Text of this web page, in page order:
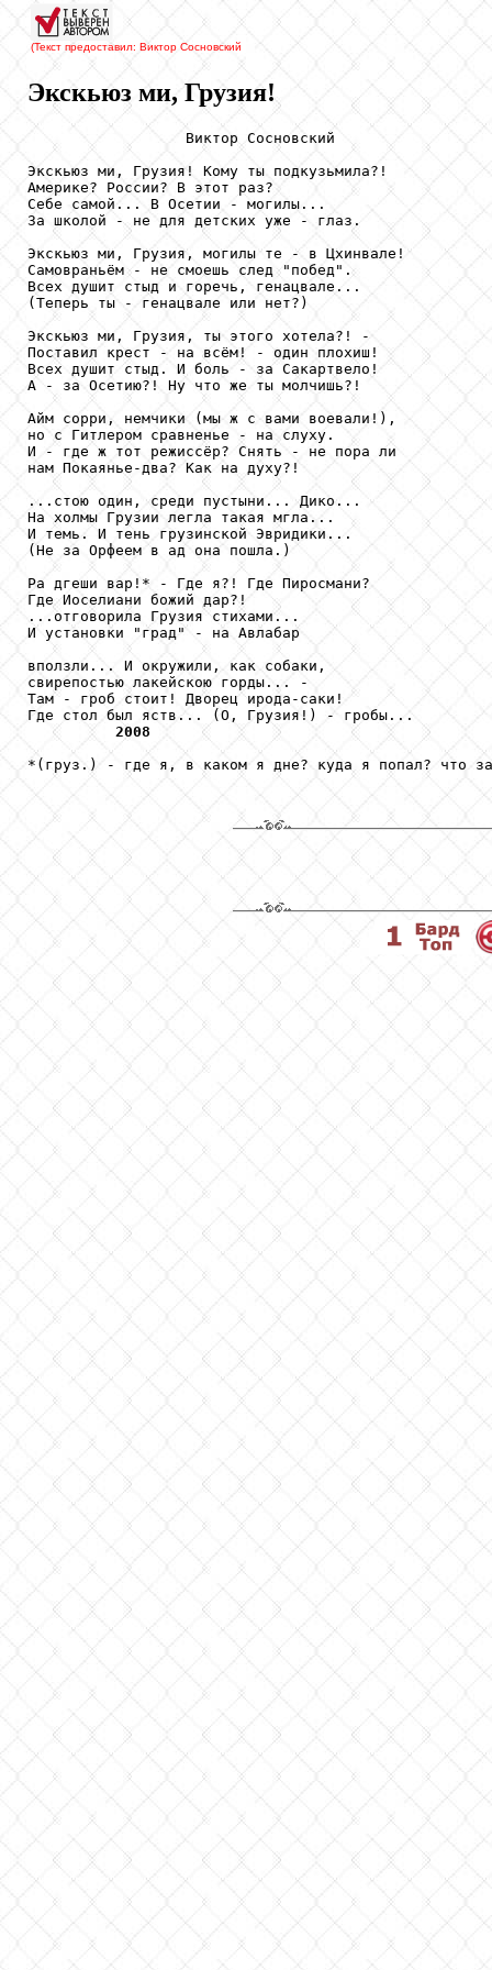
(Текст предоставил: Виктор Сосновский
Экскьюз ми, Грузия!
                  Виктор Сосновский
Экскьюз ми, Грузия! Кому ты подкузьмила?!
Америке? России? В этот раз?
Себе самой... В Осетии - могилы...
За школой - не для детских уже - глаз.
Экскьюз ми, Грузия, могилы те - в Цхинвале!
Самовраньём - не смоешь след "побед".
Всех душит стыд и горечь, генацвале...
(Теперь ты - генацвале или нет?)
Экскьюз ми, Грузия, ты этого хотела?! -
Поставил крест - на всём! - один плохиш!
Всех душит стыд. И боль - за Сакартвело!
А - за Осетию?! Ну что же ты молчишь?!
Айм сорри, немчики (мы ж с вами воевали!),
но с Гитлером сравненье - на слуху.
И - где ж тот режиссёр? Снять - не пора ли
нам Покаянье-два? Как на духу?!
...стою один, среди пустыни... Дико...
На холмы Грузии легла такая мгла...
И темь. И тень грузинской Эвридики...
(Не за Орфеем в ад она пошла.)
Ра дгеши вар!* - Где я?! Где Пиросмани?
Где Иоселиани божий дар?!
...отговорила Грузия стихами...
И установки "град" - на Авлабар
вползли... И окружили, как собаки,
свирепостью лакейскою горды... -
Там - гроб стоит! Дворец ирода-саки!
Где стол был яств... (О, Грузия!) - гробы...
2008
*(груз.) - где я, в каком я дне? куда я попал? что